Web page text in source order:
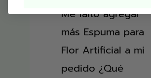
Me falto agregar
más Espuma para
Flor Artificial a mi
pedido ¿Qué